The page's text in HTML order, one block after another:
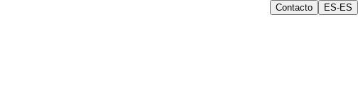
Contacto ES-ES